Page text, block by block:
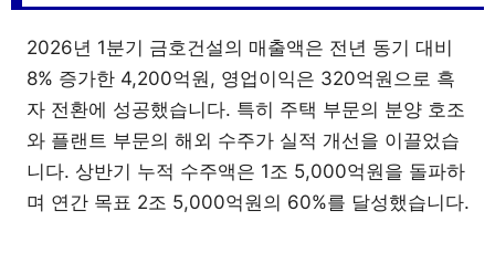
2026년 1분기 금호건설의 매출액은 전년 동기 대비
8% 증가한 4,200억원, 영업이익은 320억원으로 흑
자 전환에 성공했습니다. 특히 주택 부문의 분양 호조
와 플랜트 부문의 해외 수주가 실적 개선을 이끌었습
니다. 상반기 누적 수주액은 1조 5,000억원을 돌파하
며 연간 목표 2조 5,000억원의 60%를 달성했습니다.